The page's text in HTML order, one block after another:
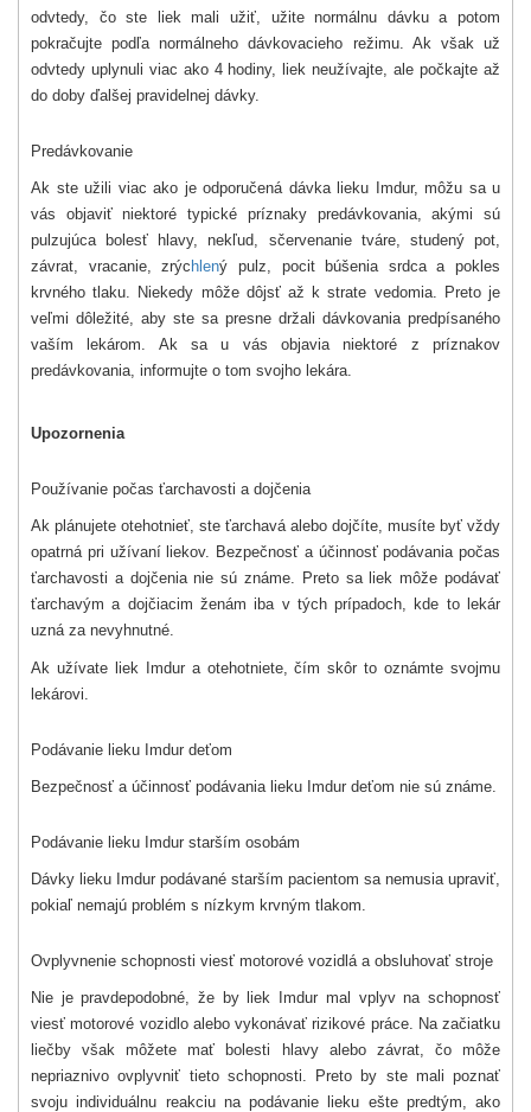
odvtedy, čo ste liek mali užiť, užite normálnu dávku a potom
pokračujte podľa normálneho dávkovacieho režimu. Ak však už
odvtedy uplynuli viac ako 4 hodiny, liek neužívajte, ale počkajte až
do doby ďalšej pravidelnej dávky.
Predávkovanie
Ak ste užili viac ako je odporučená dávka lieku Imdur, môžu sa u
vás objaviť niektoré typické príznaky predávkovania, akými sú
pulzujúca bolesť hlavy, nekľud, sčervenanie tváre, studený pot,
závrat, vracanie, zrýc hlený pulz, pocit búšenia srdca a pokles
krvného tlaku. Niekedy môže dôjsť až k strate vedomia. Preto je
veľmi dôležité, aby ste sa presne držali dávkovania predpísaného
vaším lekárom. Ak sa u vás objavia niektoré z príznakov
predávkovania, informujte o tom svojho lekára.
Upozornenia
Používanie počas ťarchavosti a dojčenia
Ak plánujete otehotnieť, ste ťarchavá alebo dojčíte, musíte byť vždy
opatrná pri užívaní liekov. Bezpečnosť a účinnosť podávania počas
ťarchavosti a dojčenia nie sú známe. Preto sa liek môže podávať
ťarchavým a dojčiacim ženám iba v tých prípadoch, kde to lekár
uzná za nevyhnutné.
Ak užívate liek Imdur a otehotniete, čím skôr to oznámte svojmu
lekárovi.
Podávanie lieku Imdur deťom
Bezpečnosť a účinnosť podávania lieku Imdur deťom nie sú známe.
Podávanie lieku Imdur starším osobám
Dávky lieku Imdur podávané starším pacientom sa nemusia upraviť,
pokiaľ nemajú problém s nízkym krvným tlakom.
Ovplyvnenie schopnosti viesť motorové vozidlá a obsluhovať stroje
Nie je pravdepodobné, že by liek Imdur mal vplyv na schopnosť
viesť motorové vozidlo alebo vykonávať rizikové práce. Na začiatku
liečby však môžete mať bolesti hlavy alebo závrat, čo môže
nepriaznivo ovplyvniť tieto schopnosti. Preto by ste mali poznať
svoju individuálnu reakciu na podávanie lieku ešte predtým, ako